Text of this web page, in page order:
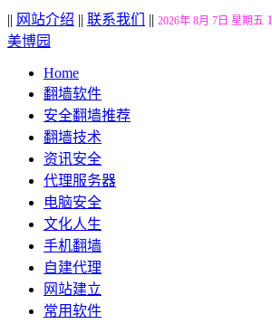
|| 网站介绍 || 联系我们 || 2026年 8月 7日 星期五
美博园
Home
翻墙软件
安全翻墙推荐
翻墙技术
资讯安全
代理服务器
电脑安全
文化人生
手机翻墙
自建代理
网站建立
常用软件